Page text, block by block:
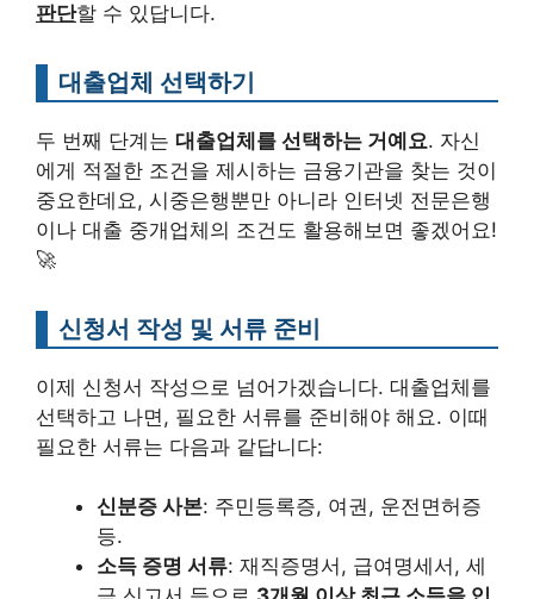
판단할 수 있답니다.
대출업체 선택하기
두 번째 단계는 대출업체를 선택하는 거예요. 자신
에게 적절한 조건을 제시하는 금융기관을 찾는 것이
중요한데요, 시중은행뿐만 아니라 인터넷 전문은행
이나 대출 중개업체의 조건도 활용해보면 좋겠어요!
🚀
신청서 작성 및 서류 준비
이제 신청서 작성으로 넘어가겠습니다. 대출업체를
선택하고 나면, 필요한 서류를 준비해야 해요. 이때
필요한 서류는 다음과 같답니다:
신분증 사본: 주민등록증, 여권, 운전면허증
등.
소득 증명 서류: 재직증명서, 급여명세서, 세